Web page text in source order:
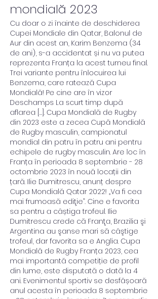
mondială 2023
Cu doar o zi înainte de deschiderea
Cupei Mondiale din Qatar, Balonul de
Aur din acest an, Karim Benzema (34
de ani), s-a accidentat și nu va putea
reprezenta Franța la acest turneu final.
Trei variante pentru înlocuirea lui
Benzema, care ratează Cupa
Mondială! Pe cine are în vizor
Deschamps La scurt timp după
aflarea […]. Cupa Mondială de Rugby
din 2023 este a zecea Cupă Mondială
de Rugby masculin, campionatul
mondial din patru în patru ani pentru
echipele de rugby masculin. Are loc în
Franța în perioada 8 septembrie - 28
octombrie 2023 în nouă locații din
țară. Ilie Dumitrescu, anunț despre
Cupa Mondială Qatar 2022! „Va fi cea
mai frumoasă ediţie”. Cine e favorita
sa pentru a câștiga trofeul. Ilie
Dumitrescu crede că Franţa, Brazilia şi
Argentina au şanse mari să câştige
trofeul, dar favorita sa e Anglia. Cupa
Mondială de Rugby Franța 2023, cea
mai importantă competiție de profil
din lume, este disputată o dată la 4
ani. Evenimentul sportiv se desfășoară
anul acesta în perioada 8 septembrie